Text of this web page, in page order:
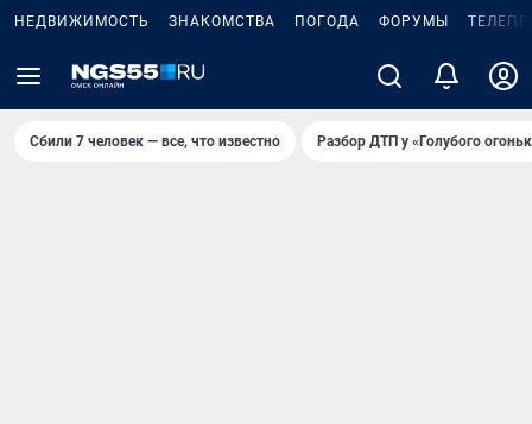
НЕДВИЖИМОСТЬ ЗНАКОМСТВА ПОГОДА ФОРУМЫ
Сбили 7 человек — все, что известно Разбор ДТП у «Голубого